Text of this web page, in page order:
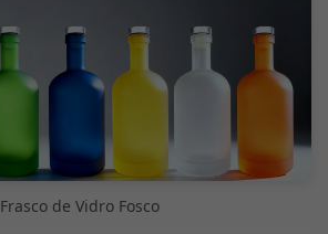
Frasco de Vidro Fosco